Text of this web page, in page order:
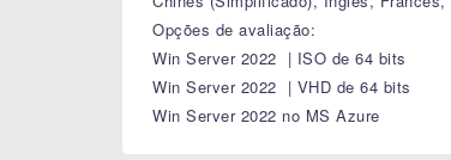
Opções de avaliação:
Win Server 2022 | ISO de 64 bits
Win Server 2022 | VHD de 64 bits
Win Server 2022 no MS Azure